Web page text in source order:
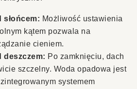
słońcem: Możliwość ustawienia
kątem pozwala na
cieniem.
deszczem: Po zamknięciu, dach
szczelny. Woda opadowa jest
systemem